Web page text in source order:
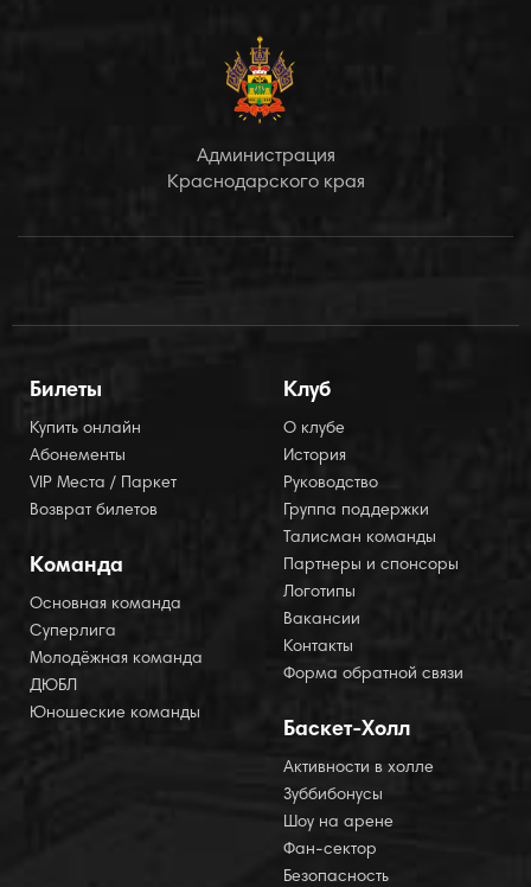
Администрация
Краснодарского края
Билеты
Купить онлайн
Абонементы
VIP Места / Паркет
Возврат билетов
Команда
Основная команда
Суперлига
Молодёжная команда
ДЮБЛ
Юношеские команды
Клуб
О клубе
История
Руководство
Группа поддержки
Талисман команды
Партнеры и спонсоры
Логотипы
Вакансии
Контакты
Форма обратной связи
Баскет-Холл
Активности в холле
Зуббибонусы
Шоу на арене
Фан-сектор
Безопасность